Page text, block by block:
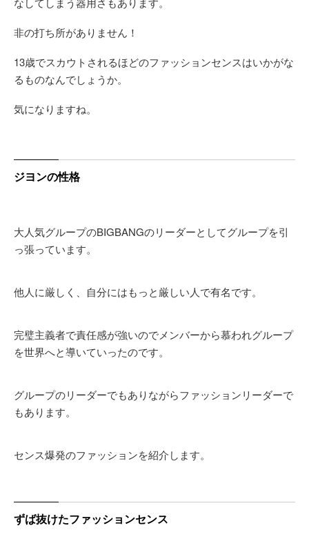
非の打ち所がありません！
13歳でスカウトされるほどのファッションセンスはいかがな
るものなんでしょうか。
気になりますね。
ジヨンの性格
大人気グループのBIGBANGのリーダーとしてグループを引
っ張っています。
他人に厳しく、自分にはもっと厳しい人で有名です。
完璧主義者で責任感が強いのでメンバーから慕われグループ
を世界へと導いていったのです。
グループのリーダーでもありながらファッションリーダーで
もあります。
センス爆発のファッションを紹介します。
ずば抜けたファッションセンス